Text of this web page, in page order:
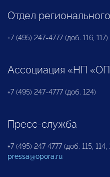
Отдел
+7 (495) 247-4777 (доб. 116, 117)
Ассоциация «НП
+7 (495) 247-4777 (доб. 124)
Пресс-служба
+7 (495) 247 4777 (доб. 115, 114,
pressa@opora.ru